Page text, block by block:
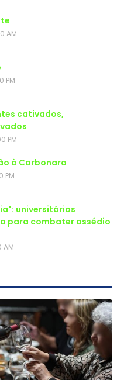
AM
PM
cativados,
PM
à Carbonara
PM
universitários
para combater assédio
AM